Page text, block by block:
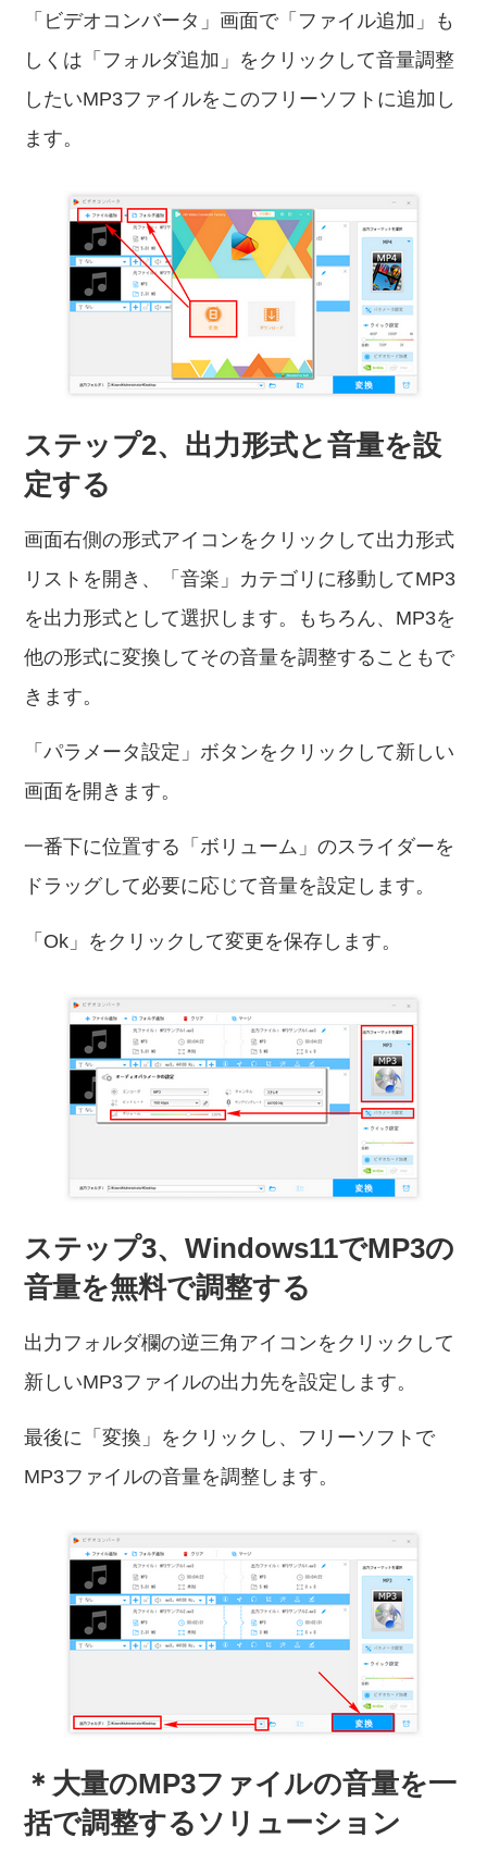
「ビデオコンバータ」画面で「ファイル追加」も
しくは「フォルダ追加」をクリックして音量調整
したいMP3ファイルをこのフリーソフトに追加し
ます。
ステップ2、出力形式と音量を設
定する
画面右側の形式アイコンをクリックして出力形式
リストを開き、「音楽」カテゴリに移動してMP3
を出力形式として選択します。もちろん、MP3を
他の形式に変換してその音量を調整することもで
きます。
「パラメータ設定」ボタンをクリックして新しい
画面を開きます。
一番下に位置する「ボリューム」のスライダーを
ドラッグして必要に応じて音量を設定します。
「Ok」をクリックして変更を保存します。
ステップ3、Windows11でMP3の
音量を無料で調整する
出力フォルダ欄の逆三角アイコンをクリックして
新しいMP3ファイルの出力先を設定します。
最後に「変換」をクリックし、フリーソフトで
MP3ファイルの音量を調整します。
＊大量のMP3ファイルの音量を一
括で調整するソリューション